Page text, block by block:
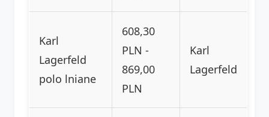
Karl
Lagerfeld
polo lniane
608,30
PLN -
869,00
PLN
Karl
Lagerfeld